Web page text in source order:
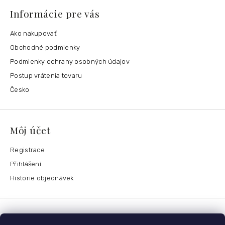
Informácie pre vás
Ako nakupovať
Obchodné podmienky
Podmienky ochrany osobných údajov
Postup vrátenia tovaru
Česko
Môj účet
Registrace
Přihlášení
Historie objednávek